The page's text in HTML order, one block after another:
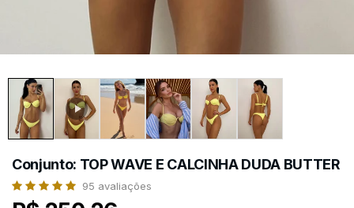
Conjunto: TOP WAVE E CALCINHA DUDA BUTTER
95 avaliações